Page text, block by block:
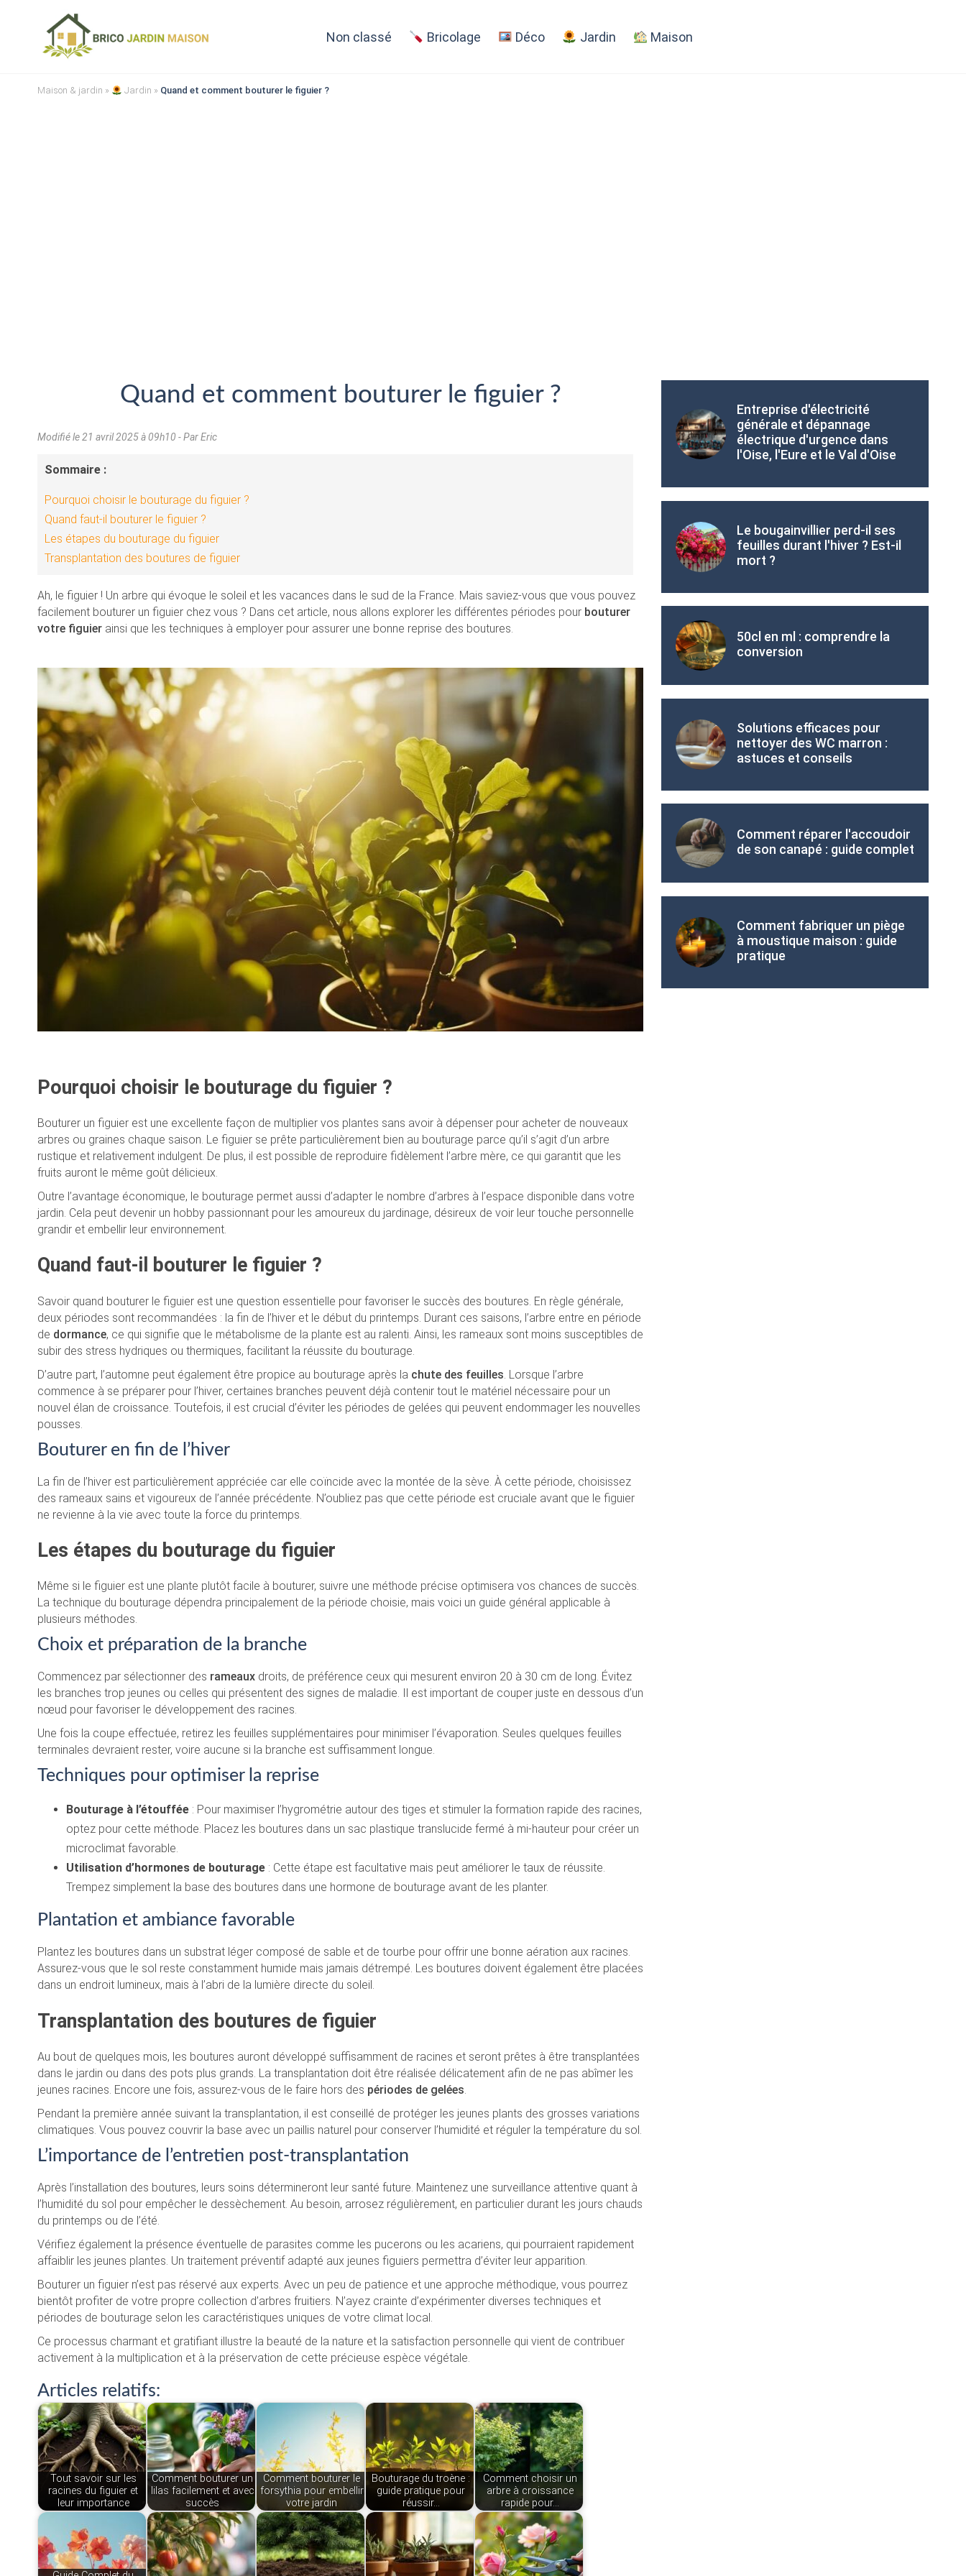
Non classé Bricolage Déco Jardin Maison
Maison & jardin » Jardin » Quand et comment bouturer le figuier ?
Quand et comment bouturer le figuier ?
Modifié le21 avril 2025 à 09h10 - Par Eric
Sommaire :
Pourquoi choisir le bouturage du figuier ?
Quand faut-il bouturer le figuier ?
Les étapes du bouturage du figuier
Transplantation des boutures de figuier
Ah, le figuier ! Un arbre qui évoque le soleil et les vacances dans le sud de la France. Mais saviez-vous que vous pouvez
facilement bouturer un figuier chez vous ? Dans cet article, nous allons explorer les différentes périodes pour bouturer
votre figuier ainsi que les techniques à employer pour assurer une bonne reprise des boutures.
Pourquoi choisir le bouturage du figuier ?
Bouturer un figuier est une excellente façon de multiplier vos plantes sans avoir à dépenser pour acheter de nouveaux
arbres ou graines chaque saison. Le figuier se prête particulièrement bien au bouturage parce qu’il s’agit d’un arbre
rustique et relativement indulgent. De plus, il est possible de reproduire fidèlement l’arbre mère, ce qui garantit que les
fruits auront le même goût délicieux.
Outre l’avantage économique, le bouturage permet aussi d’adapter le nombre d’arbres à l’espace disponible dans votre
jardin. Cela peut devenir un hobby passionnant pour les amoureux du jardinage, désireux de voir leur touche personnelle
grandir et embellir leur environnement.
Quand faut-il bouturer le figuier ?
Savoir quand bouturer le figuier est une question essentielle pour favoriser le succès des boutures. En règle générale,
deux périodes sont recommandées : la fin de l’hiver et le début du printemps. Durant ces saisons, l’arbre entre en période
de dormance, ce qui signifie que le métabolisme de la plante est au ralenti. Ainsi, les rameaux sont moins susceptibles de
subir des stress hydriques ou thermiques, facilitant la réussite du bouturage.
D’autre part, l’automne peut également être propice au bouturage après la chute des feuilles. Lorsque l’arbre
commence à se préparer pour l’hiver, certaines branches peuvent déjà contenir tout le matériel nécessaire pour un
nouvel élan de croissance. Toutefois, il est crucial d’éviter les périodes de gelées qui peuvent endommager les nouvelles
pousses.
Bouturer en fin de l’hiver
La fin de l’hiver est particulièrement appréciée car elle coïncide avec la montée de la sève. À cette période, choisissez
des rameaux sains et vigoureux de l’année précédente. N’oubliez pas que cette période est cruciale avant que le figuier
ne revienne à la vie avec toute la force du printemps.
Les étapes du bouturage du figuier
Même si le figuier est une plante plutôt facile à bouturer, suivre une méthode précise optimisera vos chances de succès.
La technique du bouturage dépendra principalement de la période choisie, mais voici un guide général applicable à
plusieurs méthodes.
Choix et préparation de la branche
Commencez par sélectionner des rameaux droits, de préférence ceux qui mesurent environ 20 à 30 cm de long. Évitez
les branches trop jeunes ou celles qui présentent des signes de maladie. Il est important de couper juste en dessous d’un
nœud pour favoriser le développement des racines.
Une fois la coupe effectuée, retirez les feuilles supplémentaires pour minimiser l’évaporation. Seules quelques feuilles
terminales devraient rester, voire aucune si la branche est suffisamment longue.
Techniques pour optimiser la reprise
Bouturage à l’étouffée : Pour maximiser l’hygrométrie autour des tiges et stimuler la formation rapide des racines,
optez pour cette méthode. Placez les boutures dans un sac plastique translucide fermé à mi-hauteur pour créer un
microclimat favorable.
Utilisation d’hormones de bouturage : Cette étape est facultative mais peut améliorer le taux de réussite.
Trempez simplement la base des boutures dans une hormone de bouturage avant de les planter.
Plantation et ambiance favorable
Plantez les boutures dans un substrat léger composé de sable et de tourbe pour offrir une bonne aération aux racines.
Assurez-vous que le sol reste constamment humide mais jamais détrempé. Les boutures doivent également être placées
dans un endroit lumineux, mais à l’abri de la lumière directe du soleil.
Transplantation des boutures de figuier
Au bout de quelques mois, les boutures auront développé suffisamment de racines et seront prêtes à être transplantées
dans le jardin ou dans des pots plus grands. La transplantation doit être réalisée délicatement afin de ne pas abîmer les
jeunes racines. Encore une fois, assurez-vous de le faire hors des périodes de gelées.
Pendant la première année suivant la transplantation, il est conseillé de protéger les jeunes plants des grosses variations
climatiques. Vous pouvez couvrir la base avec un paillis naturel pour conserver l’humidité et réguler la température du sol.
L’importance de l’entretien post-transplantation
Après l’installation des boutures, leurs soins détermineront leur santé future. Maintenez une surveillance attentive quant à
l’humidité du sol pour empêcher le dessèchement. Au besoin, arrosez régulièrement, en particulier durant les jours chauds
du printemps ou de l’été.
Vérifiez également la présence éventuelle de parasites comme les pucerons ou les acariens, qui pourraient rapidement
affaiblir les jeunes plantes. Un traitement préventif adapté aux jeunes figuiers permettra d’éviter leur apparition.
Bouturer un figuier n’est pas réservé aux experts. Avec un peu de patience et une approche méthodique, vous pourrez
bientôt profiter de votre propre collection d’arbres fruitiers. N’ayez crainte d’expérimenter diverses techniques et
périodes de bouturage selon les caractéristiques uniques de votre climat local.
Ce processus charmant et gratifiant illustre la beauté de la nature et la satisfaction personnelle qui vient de contribuer
activement à la multiplication et à la préservation de cette précieuse espèce végétale.
Articles relatifs:
Tout savoir sur les
racines du figuier et
leur importance
Comment bouturer un
lilas facilement et avec
succès
Comment bouturer le
forsythia pour embellir
votre jardin
Bouturage du troène :
guide pratique pour
réussir…
Comment choisir un
arbre à croissance
rapide pour…
Entreprise d'électricité
générale et dépannage
électrique d'urgence dans
l'Oise, l'Eure et le Val d'Oise
Le bougainvillier perd-il ses
feuilles durant l'hiver ? Est-il
mort ?
50cl en ml : comprendre la
conversion
Solutions efficaces pour
nettoyer des WC marron :
astuces et conseils
Comment réparer l'accoudoir
de son canapé : guide complet
Comment fabriquer un piège
à moustique maison : guide
pratique